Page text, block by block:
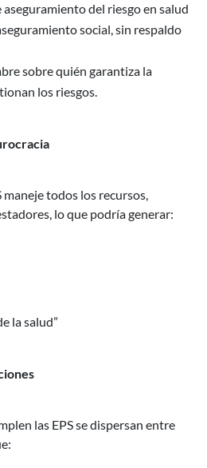
aseguramiento del riesgo en salud
social, sin respaldo
sobre quién garantiza la
los riesgos.
maneje todos los recursos,
lo que podría generar:
la salud”
las EPS se dispersan entre